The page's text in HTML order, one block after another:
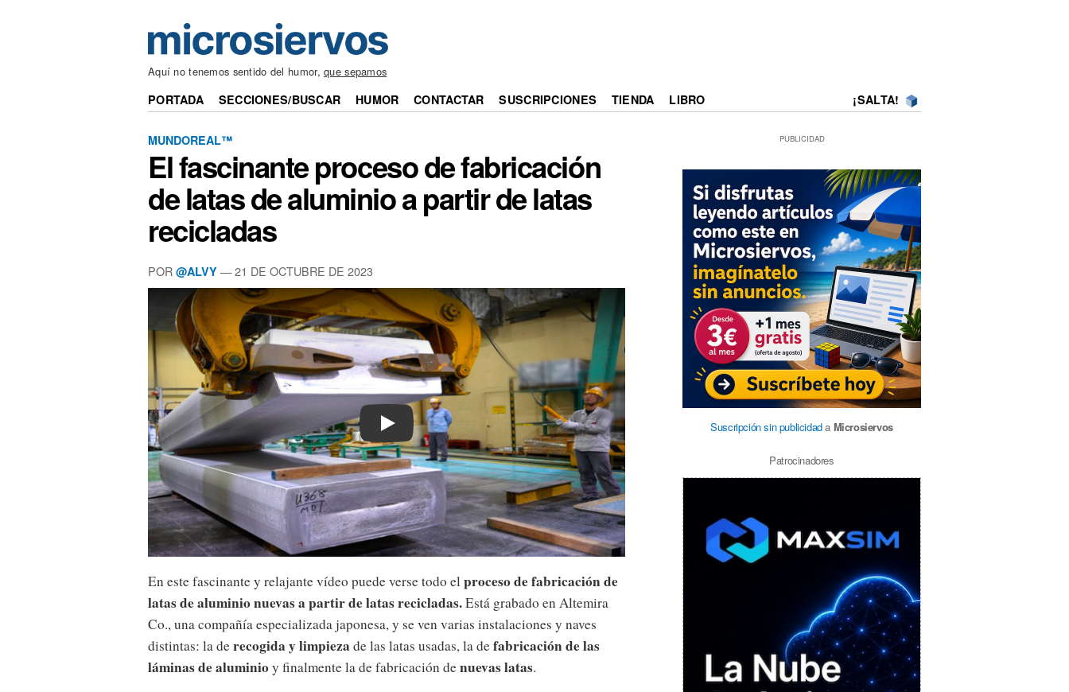
Aquí no tenemos sentido del humor,que sepamos
PORTADA SECCIONES/BUSCAR HUMOR CONTACTAR SUSCRIPCIONES TIENDA LIBRO ¡SALTA!
MUNDOREAL™
El fascinante proceso de fabricación
de latas de aluminio a partir de latas
recicladas
POR @ALVY — 21 DE OCTUBRE DE 2023
Play
En este fascinante y relajante vídeo puede verse todo elproceso de fabricación de
latas de aluminio nuevas a partir de latas recicladas.Está grabado en Altemira
Co., una compañía especializada japonesa, y se ven varias instalaciones y naves
distintas: la derecogida y limpieza de las latas usadas, la defabricación de las
láminas de aluminioy finalmente la de fabricación denuevas latas.
PUBLICIDAD
Suscripción sin publicidada Microsiervos
Patrocinadores